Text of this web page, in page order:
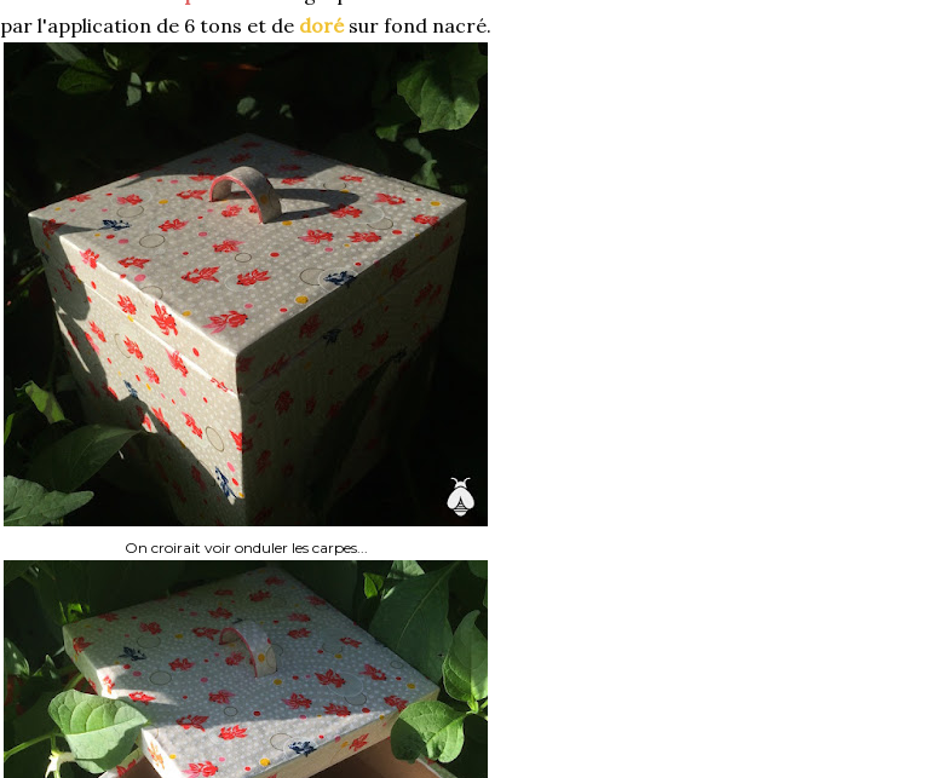
par l'application de 6 tons et de dorésur fond nacré.
On croirait voir onduler les carpes...